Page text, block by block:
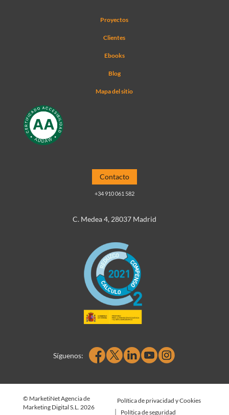
Proyectos
Clientes
Ebooks
Blog
Mapa del sitio
Contacto
+34 910 061 582
C. Medea 4, 28037 Madrid
Síguenos:
© MarketiNet Agencia de
Marketing Digital S.L. 2026
Política de privacidad y Cookies
| Política de seguridad